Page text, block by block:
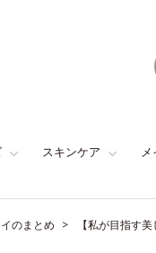
スキンケア メ
のまとめ 【私が目指す